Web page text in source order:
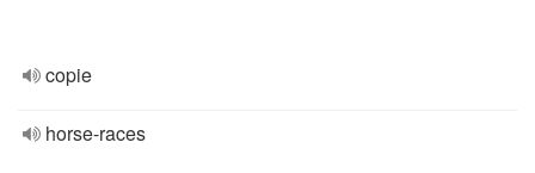
copie
horse-races